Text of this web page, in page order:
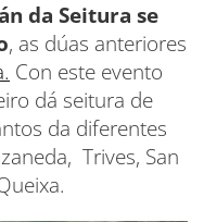
da Seitura se
, as dúas anteriores
Con este evento
dá seitura de
da diferentes
Trives, San